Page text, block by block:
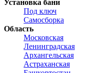
Установка бани
Под ключ
Самосборка
Область
Московская
Ленинградская
Архангельская
Астраханская